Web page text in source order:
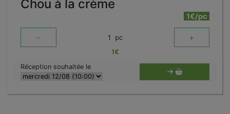
Chou à la crème
1€/pc
- 1 pc +
1€
Réception souhaitée le